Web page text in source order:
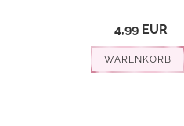
4,99 EUR
WARENKORB